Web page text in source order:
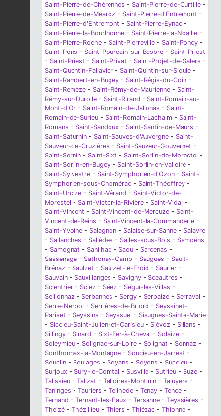
Saint-Pierre-de-Chérennes - Saint-Pierre-de-Curtille -
Saint-Pierre-de-Méaroz - Saint-Pierre-d'Entremont -
Saint-Pierre-d'Entremont - Saint-Pierre-Eynac -
Saint-Pierre-la-Bourlhonne - Saint-Pierre-la-Noaille -
Saint-Pierre-Roche - Saint-Pierreville - Saint-Poncy -
Saint-Pons - Saint-Pourçain-sur-Besbre - Saint-Priest
- Saint-Priest - Saint-Privat - Saint-Projet-de-Salers -
Saint-Quentin-Fallavier - Saint-Quintin-sur-Sioule -
Saint-Rambert-en-Bugey - Saint-Régis-du-Coin -
Saint-Remèze - Saint-Rémy-de-Maurienne - Saint-
Rémy-sur-Durolle - Saint-Rirand - Saint-Romain-au-
Mont-d'Or - Saint-Romain-de-Jalionas - Saint-
Romain-de-Surieu - Saint-Romain-Lachalm - Saint-
Romans - Saint-Sandoux - Saint-Santin-de-Maurs -
Saint-Saturnin - Saint-Sauves-d'Auvergne - Saint-
Sauveur-de-Cruzières - Saint-Sauveur-Gouvernet -
Saint-Sernin - Saint-Sixt - Saint-Sorlin-de-Morestel -
Saint-Sorlin-en-Bugey - Saint-Sorlin-en-Valloire -
Saint-Sylvestre - Saint-Symphorien-d'Ozon - Saint-
Symphorien-sous-Chomérac - Saint-Théoffrey -
Saint-Urcize - Saint-Vérand - Saint-Victor-de-
Morestel - Saint-Victor-la-Rivière - Saint-Vidal -
Saint-Vincent - Saint-Vincent-de-Mercuze - Saint-
Vincent-de-Reins - Saint-Vincent-la-Commanderie -
Saint-Yvoine - Salagnon - Salaise-sur-Sanne - Salavre
- Sallanches - Sallèdes - Salles-sous-Bois - Samoëns
- Samognat - Sanilhac - Saou - Sarcenas -
Sassenage - Sathonay-Camp - Saugues - Sault-
Brénaz - Saulzet - Saulzet-le-Froid - Saurier -
Sauvain - Sauxillanges - Savigny - Sceautres -
Scientrier - Sciez - Séez - Ségur-les-Villas -
Seillonnaz - Serbannes - Sergy - Serpaize - Serraval -
Serre-Nerpol - Serrières-de-Briord - Seyssinet-
Pariset - Seyssins - Seyssuel - Siaugues-Sainte-Marie
- Siccieu-Saint-Julien-et-Carisieu - Siévoz - Sillans -
Sillingy - Sinard - Sixt-Fer-à-Cheval - Solaize -
Soleymieu - Solignac-sur-Loire - Solignat - Sonnaz -
Sonthonnax-la-Montagne - Soucieu-en-Jarrest -
Souclin - Soulages - Soyans - Soyons - Succieu -
Surjoux - Sury-le-Comtal - Susville - Sutrieu - Suze -
Talissieu - Talizat - Talloires-Montmin - Taluyers -
Taninges - Tauriers - Teilhède - Tenay - Tence -
Ternand - Ternant-les-Eaux - Tersanne - Teyssières -
Theizé - Thézillieu - Thiers - Thiézac - Thionne -